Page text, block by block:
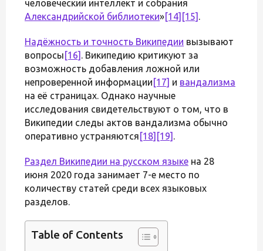
человеческий интеллект и собрания
Александрийской библиотеки»[14] [15] .
Надёжность и точность Википедии вызывают
вопросы [16] . Википедию критикуют за
возможность добавления ложной или
непроверенной информации [17] и вандализма
на её страницах. Однако научные
исследования свидетельствуют о том, что в
Википедии следы актов вандализма обычно
оперативно устраняются [18] [19] .
Раздел Википедии на русском языке на 28
июня 2020 года занимает 7-е место по
количеству статей среди всех языковых
разделов.
Table of Contents